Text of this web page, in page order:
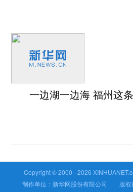
一边湖一边海 福州这
Copyright © 2000 -2026
制作单位：新华网股份有限公司 版权